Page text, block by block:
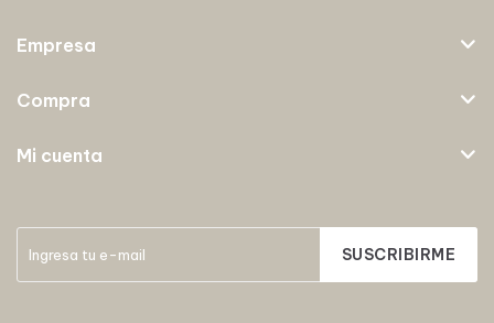
SUSCRIBIRME
Empresa
Compra
Mi cuenta